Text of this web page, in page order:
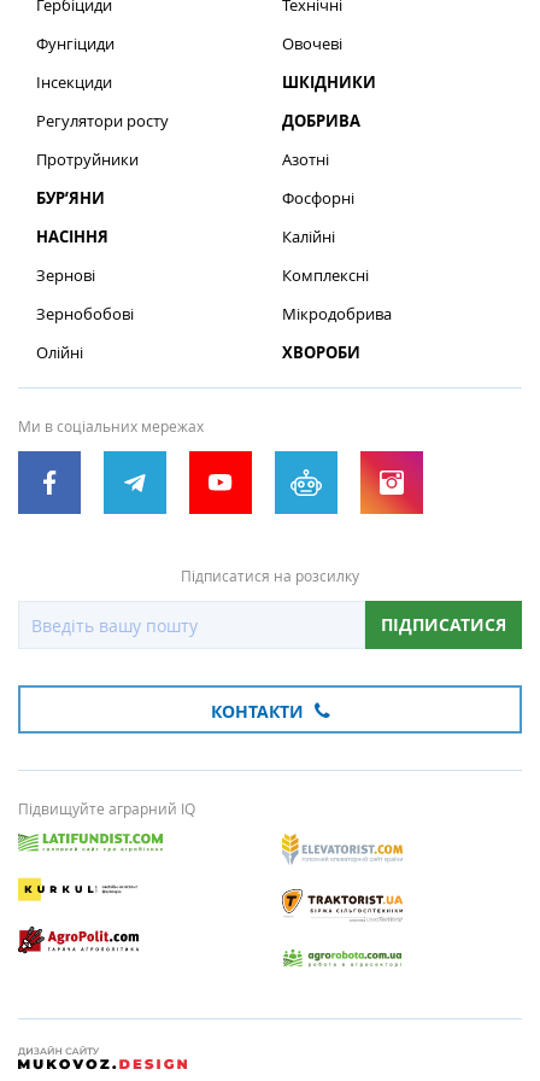
Гербіциди
Фунгіциди
Інсекциди
Регулятори росту
Протруйники
БУР’ЯНИ
НАСІННЯ
Зернові
Зернобобові
Олійні
Технічні
Овочеві
ШКІДНИКИ
ДОБРИВА
Азотні
Фосфорні
Калійні
Комплексні
Мікродобрива
ХВОРОБИ
Ми в соціальних мережах
Підписатися на розсилку
ПІДПИСАТИСЯ
КОНТАКТИ
Підвищуйте аграрний IQ